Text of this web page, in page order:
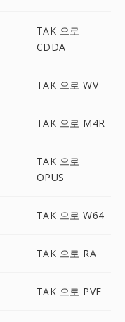
TAK 으로
CDDA
TAK 으로 WV
TAK 으로 M4R
TAK 으로
OPUS
TAK 으로 W64
TAK 으로 RA
TAK 으로 PVF